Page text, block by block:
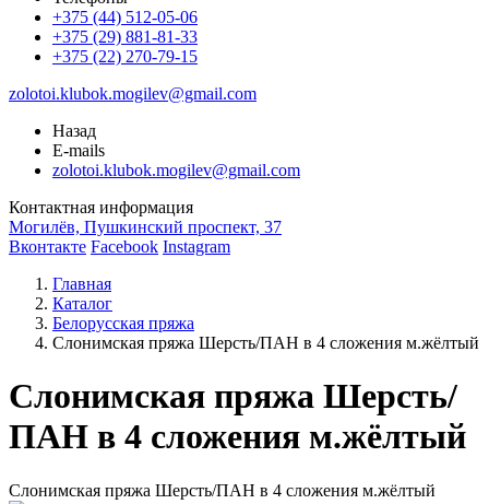
+375 (44) 512-05-06
+375 (29) 881-81-33
+375 (22) 270-79-15
zolotoi.klubok.mogilev@gmail.com
Назад
E-mails
zolotoi.klubok.mogilev@gmail.com
Контактная информация
Могилёв, Пушкинский проспект, 37
Вконтакте Facebook Instagram
Главная
Каталог
Белорусская пряжа
Слонимская пряжа Шерсть/ПАН в 4 сложения м.жёлтый
Слонимская пряжа Шерсть/
ПАН в 4 сложения м.жёлтый
Слонимская пряжа Шерсть/ПАН в 4 сложения м.жёлтый